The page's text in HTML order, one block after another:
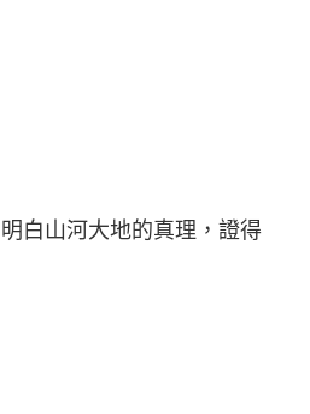
白山河大地的真理，證得